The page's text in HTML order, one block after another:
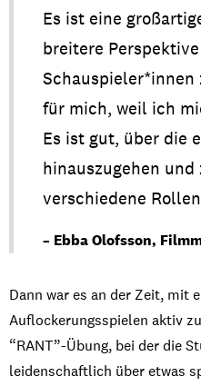
Es ist eine
breitere Perspektive
Schauspieler*innen
für mich, weil ich
Es ist gut, über die
hinauszugehen und
verschiedene
– Ebba Olofsson,
Dann war es an der Zeit, mit
Auflockerungsspielen aktivzu
“RANT”-Übung, bei der dieS
leidenschaftlich überetwas